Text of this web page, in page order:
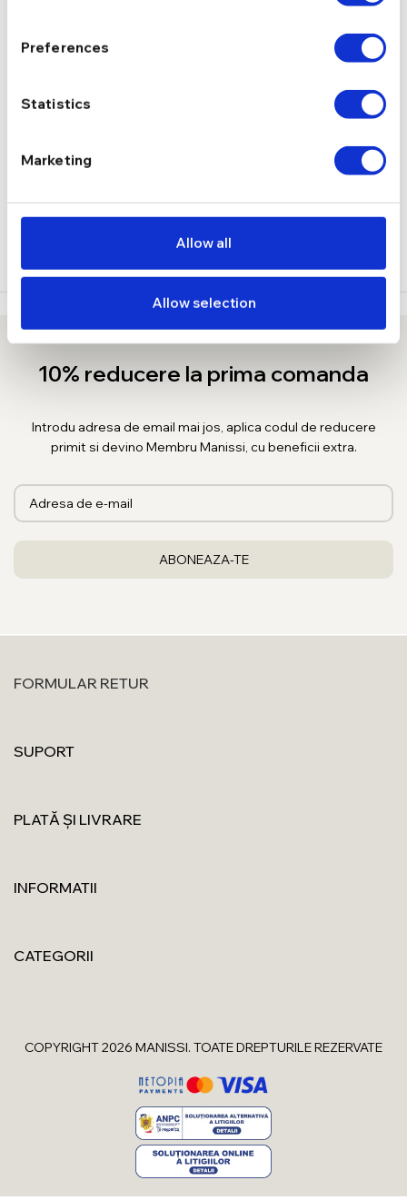
Preferences
Statistics
Marketing
Allow all
Allow selection
Lobster
3,7 g
LIVRARE
RECENZII
10% reducere la prima comanda
Introdu adresa de email mai jos, aplica codul de reducere
primit si devino Membru Manissi, cu beneficii extra.
FORMULAR RETUR
SUPORT
PLATĂ ȘI LIVRARE
INFORMATII
CATEGORII
COPYRIGHT 2026 MANISSI. TOATE DREPTURILE REZERVATE